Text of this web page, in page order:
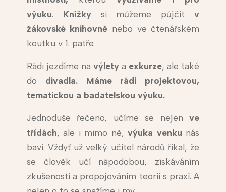
výuku. Knížkysi můžeme půjčitv
žákovské knihovně nebo ve čtenářském
koutku v 1. patře.
Rádi jezdíme na výletya exkurze, ale také
do divadla. Máme rádi projektovou,
tematickou a badatelskou výuku.
Jednoduše řečeno, učíme se nejenve
třídách, ale i mimo ně,výuka venku nás
baví. Vždyť už velký učitel národů říkal, že
se člověk učí nápodobou, získáváním
zkušeností a propojováním teorií s praxí. A